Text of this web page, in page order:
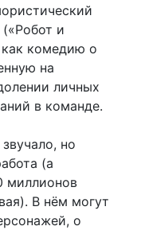
и
комедию о
на
личных
в команде.
но
(а
миллионов
В нём могут
о